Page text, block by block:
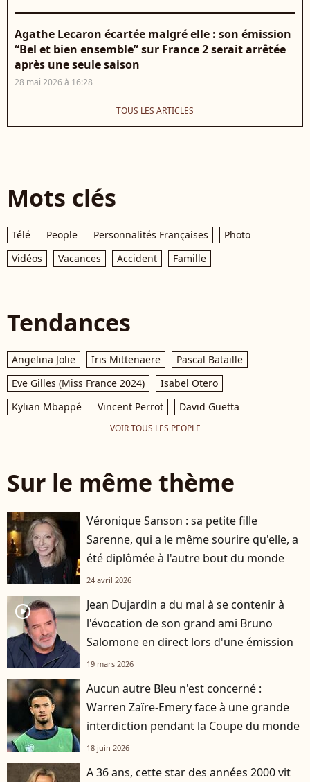
Agathe Lecaron écartée malgré elle : son émission
“Bel et bien ensemble” sur France 2 serait arrêtée
après une seule saison
28 mai 2026 à 16:28
TOUS LES ARTICLES
Mots clés
Télé People Personnalités Françaises
Photo
Vidéos
Vacances Accident Famille
Tendances
Angelina Jolie Iris Mittenaere
Pascal Bataille
Eve Gilles (Miss France 2024)
Isabel Otero
Kylian Mbappé
Vincent Perrot David Guetta
VOIR TOUS LES PEOPLE
Sur le même thème
Véronique Sanson : sa petite fille
Sarenne, qui a le même sourire qu'elle, a
été diplômée à l'autre bout du monde
24 avril 2026
player2
Jean Dujardin a du mal à se contenir à
l'évocation de son grand ami Bruno
Salomone en direct lors d'une émission
19 mars 2026
Aucun autre Bleu n'est concerné :
Warren Zaïre-Emery face à une grande
interdiction pendant la Coupe du monde
18 juin 2026
A 36 ans, cette star des années 2000 vit